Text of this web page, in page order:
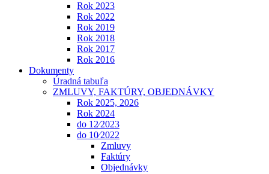
Rok 2023
Rok 2022
Rok 2019
Rok 2018
Rok 2017
Rok 2016
Dokumenty
Úradná tabuľa
ZMLUVY, FAKTÚRY, OBJEDNÁVKY
Rok 2025, 2026
Rok 2024
do 12⁄2023
do 10⁄2022
Zmluvy
Faktúry
Objednávky